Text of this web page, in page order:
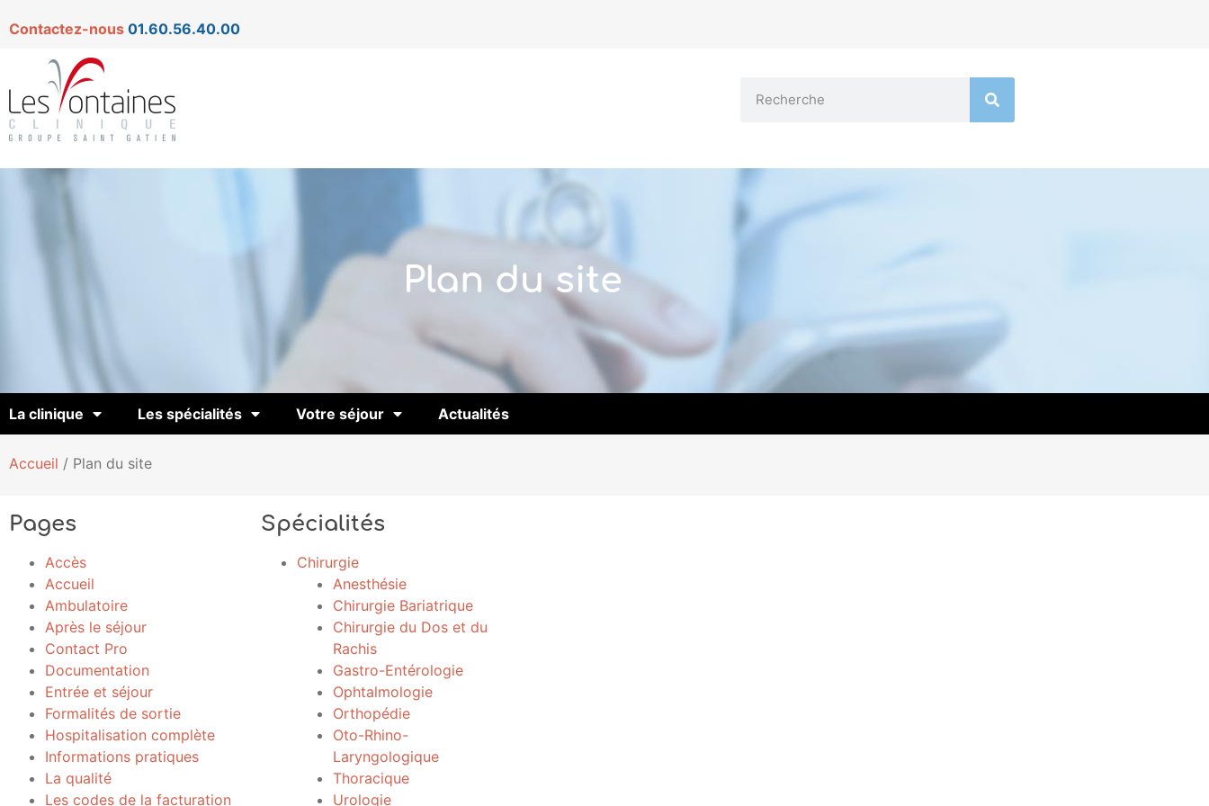
Contactez-nous 01.60.56.40.00
Plan du site
La clinique Les spécialités Votre séjour Actualités
Accueil / Plan du site
Pages
Accès
Accueil
Ambulatoire
Après le séjour
Contact Pro
Documentation
Entrée et séjour
Formalités de sortie
Hospitalisation complète
Informations pratiques
La qualité
Les codes de la facturation
Spécialités
Chirurgie
Anesthésie
Chirurgie Bariatrique
Chirurgie du Dos et du
Rachis
Gastro-Entérologie
Ophtalmologie
Orthopédie
Oto-Rhino-
Laryngologique
Thoracique
Urologie